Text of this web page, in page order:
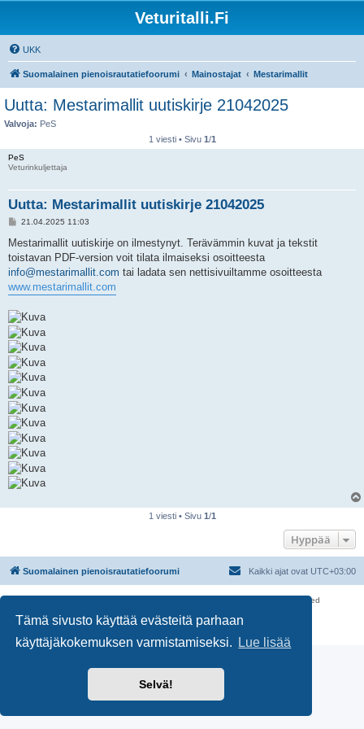
Tämä sivusto käyttää evästeitä parhaan
käyttäjäkokemuksen varmistamiseksi.
Lue lisää
Selvä!
Veturitalli.Fi
UKK
Suomalainen pienoisrautatiefoorumi Mainostajat Mestarimallit
Uutta: Mestarimallit uutiskirje 21042025
Valvoja: PeS
1 viesti • Sivu 1/1
PeS
Veturinkuljettaja
Uutta: Mestarimallit uutiskirje 21042025
V
e
t
i
21.04.2025 11:03
Mestarimallit uutiskirje on ilmestynyt. Terävämmin kuvat ja tekstit
toistavan PDF-version voit tilata ilmaiseksi osoitteesta
info@mestarimallit.com tai ladata sen nettisivuiltamme osoitteesta
www.mestarimallit.com
1 viesti • Sivu 1 /1
Hyppää
Suomalainen pienoisrautatiefoorumi Kaikki ajat ovat UTC+03:00
® Forum Software © phpBB Limited
Käännös: phpBB Suomi (lurttinen, harritapio, Pettis)
Ehdot